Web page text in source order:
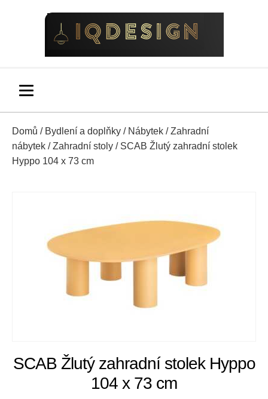
Domů / Bydlení a doplňky / Nábytek /Zahradní
nábytek /Zahradní stoly / SCAB Žlutý zahradní stolek
Hyppo 104 x 73 cm
SCAB Žlutý zahradní stolek Hyppo
104 x 73 cm